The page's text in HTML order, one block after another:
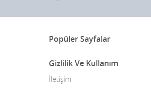
Popüler Sayfalar
Gizlilik Ve Kullanım
İletişim